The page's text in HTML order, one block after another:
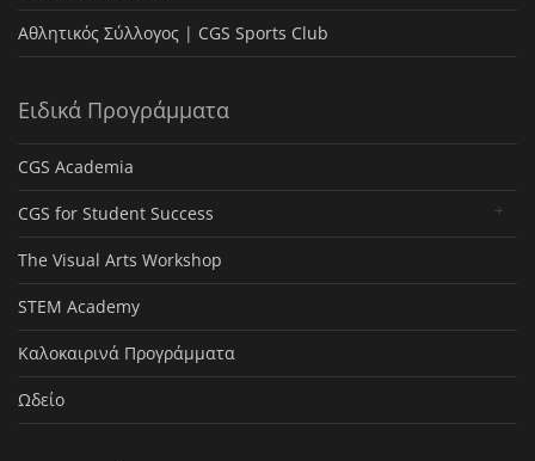
Αθλητικός Σύλλογος | CGS Sports Club
Ειδικά Προγράμματα
CGS Academia
CGS for Student Success
The Visual Arts Workshop
STEM Academy
Καλοκαιρινά Προγράμματα
Ωδείο